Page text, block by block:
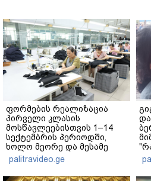
ფორმების რეალიზაცია
პირველი კლასის
მოსწავლეებისთვის 1–14
სექტემბრის პერიოდში,
ხოლო მეორე და მესამე
ეტაპებზე...
palitravideo.ge